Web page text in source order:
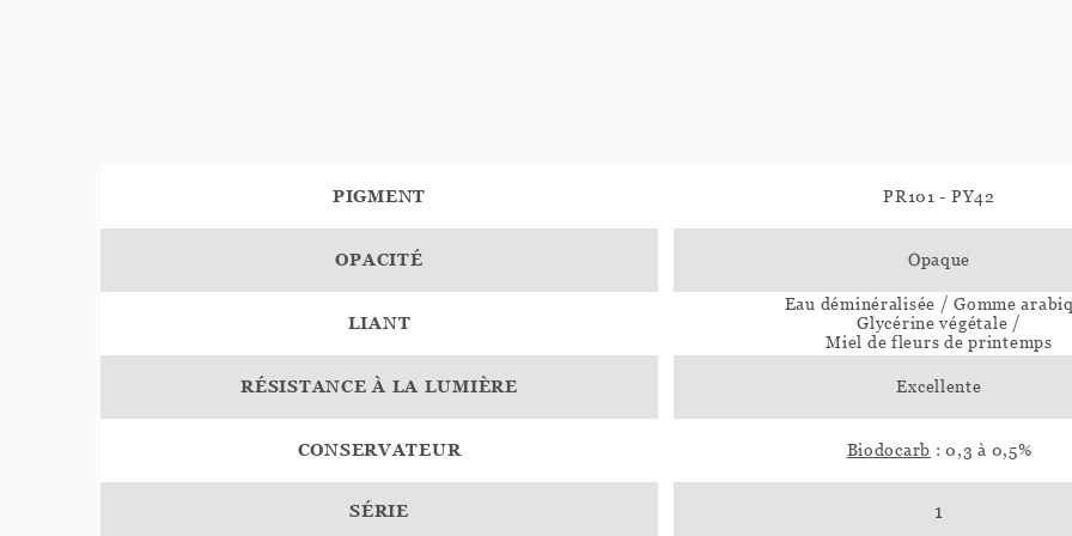
PIGMENT PR101 - PY42
OPACITÉ Opaque
LIANT
Eau déminéralisée / Gomme
Glycérine végétale /
Miel de fleurs de printemps
RÉSISTANCE À LA LUMIÈRE Excellente
CONSERVATEUR Biodocarb : 0,3 à 0,5%
SÉRIE 1